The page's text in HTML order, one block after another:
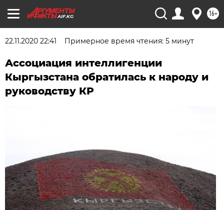
AIF.KG 16+
22.11.2020 22:41 Примерное время чтения: 5 минут
Ассоциация интеллигенции
Кыргызстана обратилась к народу и
руководству КР